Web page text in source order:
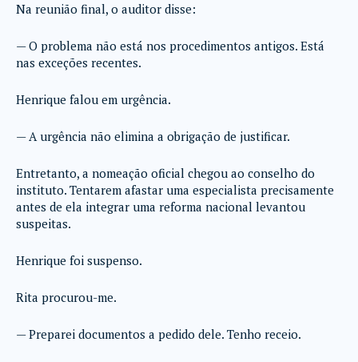
Na reunião final, o auditor disse:
— O problema não está nos procedimentos antigos. Está
nas exceções recentes.
Henrique falou em urgência.
— A urgência não elimina a obrigação de justificar.
Entretanto, a nomeação oficial chegou ao conselho do
instituto. Tentarem afastar uma especialista precisamente
antes de ela integrar uma reforma nacional levantou
suspeitas.
Henrique foi suspenso.
Rita procurou-me.
— Preparei documentos a pedido dele. Tenho receio.